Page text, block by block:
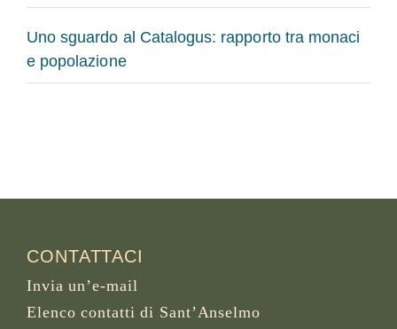
Uno sguardo al Catalogus: rapporto tra monaci
e popolazione
CONTATTACI
Invia un’e-mail
Elenco contatti di Sant’Anselmo